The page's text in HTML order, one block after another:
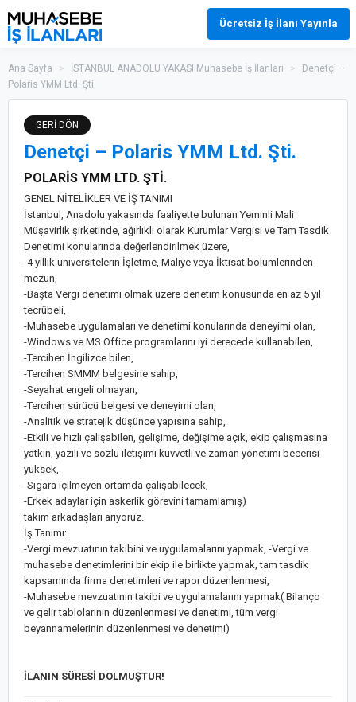
Ücretsiz İş İlanı Yayınla
Ana Sayfa > İSTANBUL ANADOLU YAKASI Muhasebe İş İlanları >
Denetçi –
Polaris YMM Ltd. Şti.
GERİ DÖN
Denetçi – Polaris YMM Ltd. Şti.
POLARİS YMM LTD. ŞTİ.
GENEL NİTELİKLER VE İŞ TANIMI
İstanbul, Anadolu yakasında faaliyette bulunan Yeminli Mali
Müşavirlik şirketinde, ağırlıklı olarak Kurumlar Vergisi ve Tam Tasdik
Denetimi konularında değerlendirilmek üzere,
-4 yıllık üniversitelerin İşletme, Maliye veya İktisat bölümlerinden
mezun,
-Başta Vergi denetimi olmak üzere denetim konusunda en az 5 yıl
tecrübeli,
-Muhasebe uygulamaları ve denetimi konularında deneyimi olan,
-Windows ve MS Office programlarını iyi derecede kullanabilen,
-Tercihen İngilizce bilen,
-Tercihen SMMM belgesine sahip,
-Seyahat engeli olmayan,
-Tercihen sürücü belgesi ve deneyimi olan,
-Analitik ve stratejik düşünce yapısına sahip,
-Etkili ve hızlı çalışabilen, gelişime, değişime açık, ekip çalışmasına
yatkın, yazılı ve sözlü iletişimi kuvvetli ve zaman yönetimi becerisi
yüksek,
-Sigara içilmeyen ortamda çalışabilecek,
-Erkek adaylar için askerlik görevini tamamlamış)
takım arkadaşları arıyoruz.
İş Tanımı:
-Vergi mevzuatının takibini ve uygulamalarını yapmak, -Vergi ve
muhasebe denetimlerini bir ekip ile birlikte yapmak, tam tasdik
kapsamında firma denetimleri ve rapor düzenlenmesi,
-Muhasebe mevzuatının takibi ve uygulamalarını yapmak( Bilanço
ve gelir tablolarının düzenlenmesi ve denetimi, tüm vergi
beyannamelerinin düzenlenmesi ve denetimi)
İLANIN SÜRESİ DOLMUŞTUR!